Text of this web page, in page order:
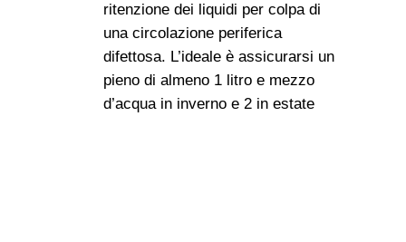
ritenzione dei liquidi per colpa di
una circolazione periferica
difettosa. L’ideale è assicurarsi un
pieno di almeno 1 litro e mezzo
d’acqua in inverno e 2 in estate